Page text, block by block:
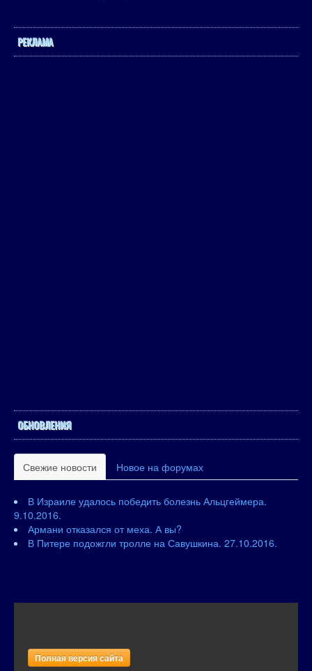
РЕКЛАМА
ОБНОВЛЕНИЯ
Свежие новости Новое на форумах
В Израиле удалось победить болезнь Альцгеймера.
9.10.2016.
Армани отказался от меха. А вы?
В Питере подожгли тролле на Савушкина. 27.10.2016.
Полная версия сайта